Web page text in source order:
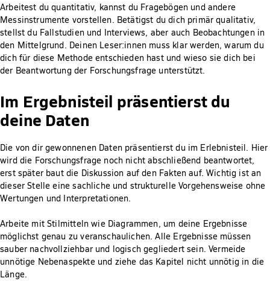
Arbeitest du quantitativ, kannst du Fragebögen und andere
Messinstrumente vorstellen. Betätigst du dich primär qualitativ,
stellst du Fallstudien und Interviews, aber auch Beobachtungen in
den Mittelgrund. Deinen Leser:innen muss klar werden, warum du
dich für diese Methode entschieden hast und wieso sie dich bei
der Beantwortung der Forschungsfrage unterstützt.
Im Ergebnisteil präsentierst du
deine Daten
Die von dir gewonnenen Daten präsentierst du im Erlebnisteil. Hier
wird die Forschungsfrage noch nicht abschließend beantwortet,
erst später baut die Diskussion auf den Fakten auf. Wichtig ist an
dieser Stelle eine sachliche und strukturelle Vorgehensweise ohne
Wertungen und Interpretationen.
Arbeite mit Stilmitteln wie Diagrammen, um deine Ergebnisse
möglichst genau zu veranschaulichen. Alle Ergebnisse müssen
sauber nachvollziehbar und logisch gegliedert sein. Vermeide
unnötige Nebenaspekte und ziehe das Kapitel nicht unnötig in die
Länge.